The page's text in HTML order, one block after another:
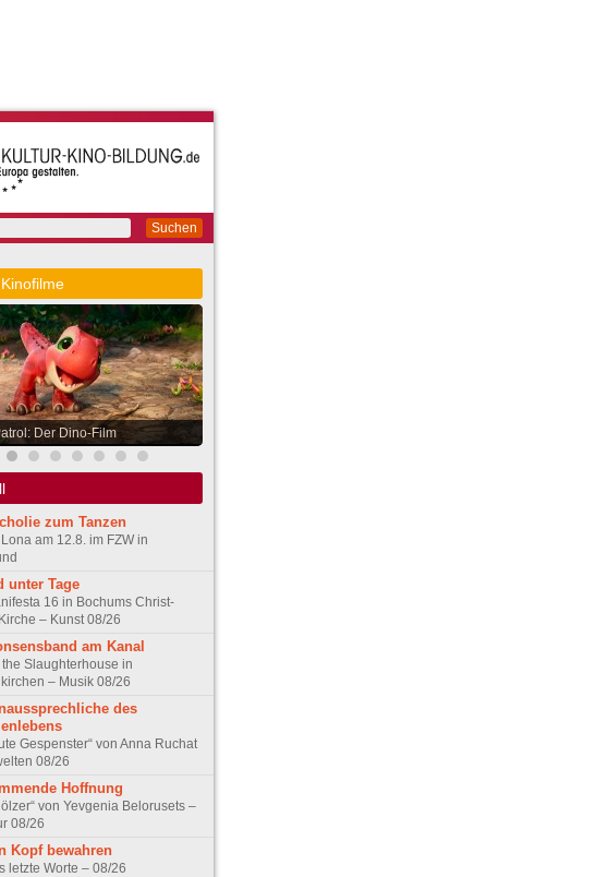
Suchen
Der Dino-Film
zum Tanzen
am 12.8. im FZW in
unter Tage
16 in Bochums Christ-
– Kunst 08/26
am Kanal
the Slaughterhouse in
– Musik 08/26
des
Gespenster“ von Anna Ruchat
08/26
Hoffnung
von Yevgenia Belorusets –
08/26
Kopf bewahren
letzte Worte – 08/26